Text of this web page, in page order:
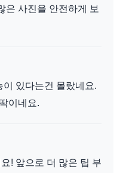
은 사진을 안전하게 보
있다는건 몰랐네요.
이네요.
! 앞으로 더 많은 팁 부